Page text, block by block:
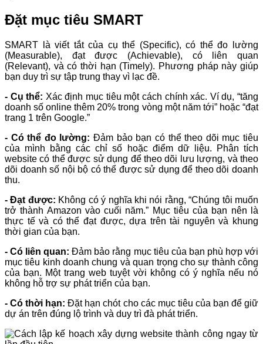
Đặt mục tiêu SMART
SMART là viết tắt của cụ thể (Specific), có thể đo lường
(Measurable), đạt được (Achievable), có liên quan
(Relevant), và có thời hạn (Timely). Phương pháp này giúp
bạn duy trì sự tập trung thay vì lạc đề.
- Cụ thể: Xác định mục tiêu một cách chính xác. Ví dụ, “tăng
doanh số online thêm 20% trong vòng một năm tới” hoặc “đạt
trang 1 trên Google.”
- Có thể đo lường: Đảm bảo bạn có thể theo dõi mục tiêu
của mình bằng các chỉ số hoặc điểm dữ liệu. Phân tích
website có thể được sử dụng để theo dõi lưu lượng, và theo
dõi doanh số nội bộ có thể được sử dụng để theo dõi doanh
thu.
- Đạt được: Không có ý nghĩa khi nói rằng, “Chúng tôi muốn
trở thành Amazon vào cuối năm.” Mục tiêu của bạn nên là
thực tế và có thể đạt được, dựa trên tài nguyên và khung
thời gian của bạn.
- Có liên quan: Đảm bảo rằng mục tiêu của bạn phù hợp với
mục tiêu kinh doanh chung và quan trọng cho sự thành công
của bạn. Một trang web tuyệt vời không có ý nghĩa nếu nó
không hỗ trợ sự phát triển của bạn.
- Có thời hạn:Đặt hạn chót cho các mục tiêu của bạn để giữ
dự án trên đúng lộ trình và duy trì đà phát triển.